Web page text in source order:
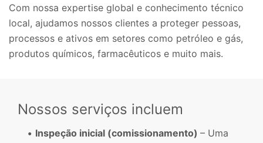
Com nossa expertise global e conhecimento técnico
local, ajudamos nossos clientes a proteger pessoas,
processos e ativos em setores como petróleo e gás,
produtos químicos, farmacêuticos e muito mais.
Nossos serviços incluem
Inspeção inicial (comissionamento) – Uma